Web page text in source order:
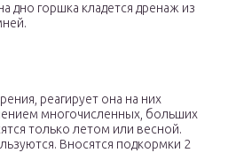
дно горшка кладется дренаж из
реагирует она на них
многочисленных, больших
только летом или весной.
Вносятся подкормки 2